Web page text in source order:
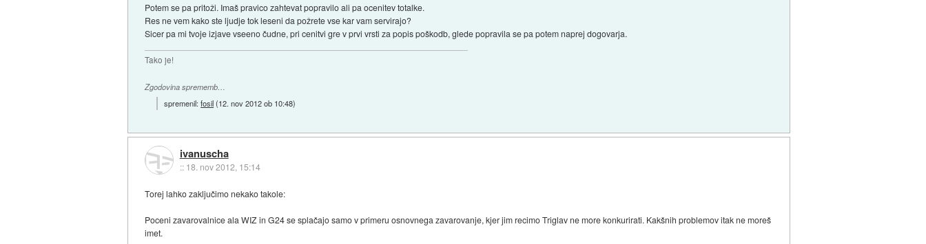
Potem se pa pritoži. Imaš pravico zahtevat popravilo ali pa ocenitev totalke.
Res ne vem kako ste ljudje tok leseni da požrete vse kar vam servirajo?
Sicer pa mi tvoje izjave vseeno čudne, pri cenitvi gre v prvi vrsti za popis poškodb, glede popravila se pa potem naprej dogovarja.
Tako je!
Zgodovina sprememb…
spremenil:fosil(12. nov 2012 ob 10:48)
ivanuscha
:: 18. nov 2012, 15:14
Torej lahko zaključimo nekako takole:
Poceni zavarovalnice ala WIZ in G24 se splačajo samo v primeru osnovnega zavarovanje, kjer jim recimo Triglav ne more konkurirati. Kakšnih problemov itak ne moreš
imet.